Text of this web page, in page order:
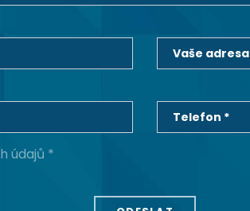
Vaše adresa
Telefon *
údajů *